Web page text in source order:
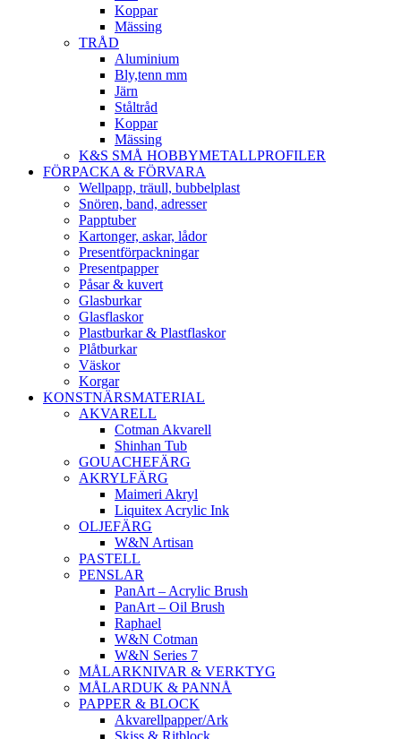
Koppar
Mässing
TRÅD
Aluminium
Bly,tenn mm
Järn
Ståltråd
Koppar
Mässing
K&S SMÅ HOBBYMETALLPROFILER
FÖRPACKA & FÖRVARA
Wellpapp, träull, bubbelplast
Snören, band, adresser
Papptuber
Kartonger, askar, lådor
Presentförpackningar
Presentpapper
Påsar & kuvert
Glasburkar
Glasflaskor
Plastburkar & Plastflaskor
Plåtburkar
Väskor
Korgar
KONSTNÄRSMATERIAL
AKVARELL
Cotman Akvarell
Shinhan Tub
GOUACHEFÄRG
AKRYLFÄRG
Maimeri Akryl
Liquitex Acrylic Ink
OLJEFÄRG
W&N Artisan
PASTELL
PENSLAR
PanArt – Acrylic Brush
PanArt – Oil Brush
Raphael
W&N Cotman
W&N Series 7
MÅLARKNIVAR & VERKTYG
MÅLARDUK & PANNÅ
PAPPER & BLOCK
Akvarellpapper/Ark
Skiss & Ritblock